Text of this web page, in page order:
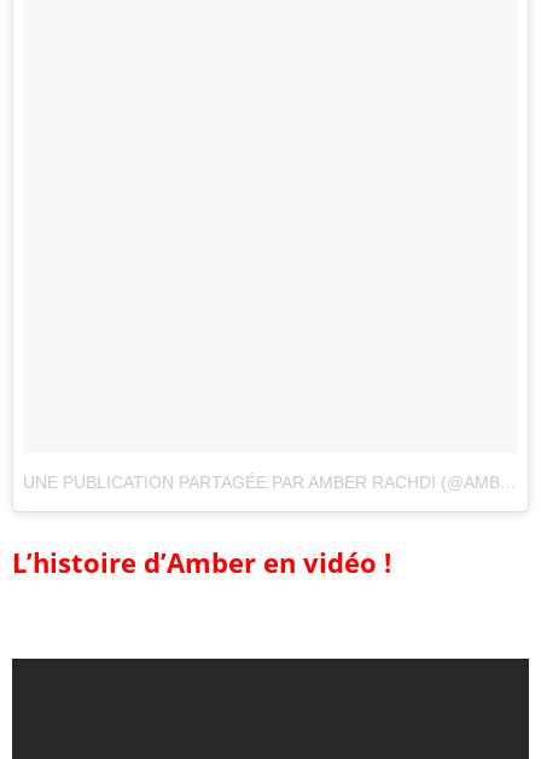
UNE PUBLICATION PARTAGÉE PAR AMBER RACHDI (@AMBERRACHDI)
L’histoire d’Amber en vidéo !